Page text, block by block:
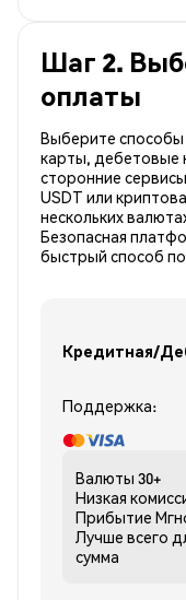
Шаг 2.
оплаты
Выберите способы
карты, дебетовые
сторонние
USDT или
нескольких
Безопасная
быстрый способ
Кредитная/
Поддержка:
Валюты 30+
Низкая
Прибытие
Лучше всего
сумма